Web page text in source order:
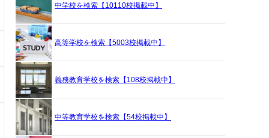
中学校を検索【10110校掲載中】
高等学校を検索【5003校掲載中】
義務教育学校を検索【108校掲載中】
中等教育学校を検索【54校掲載中】